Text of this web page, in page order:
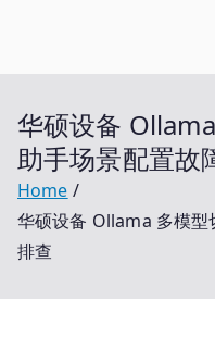
华硕设备
助手场景配置故
Home
华硕设备 Ollama 多模
排查